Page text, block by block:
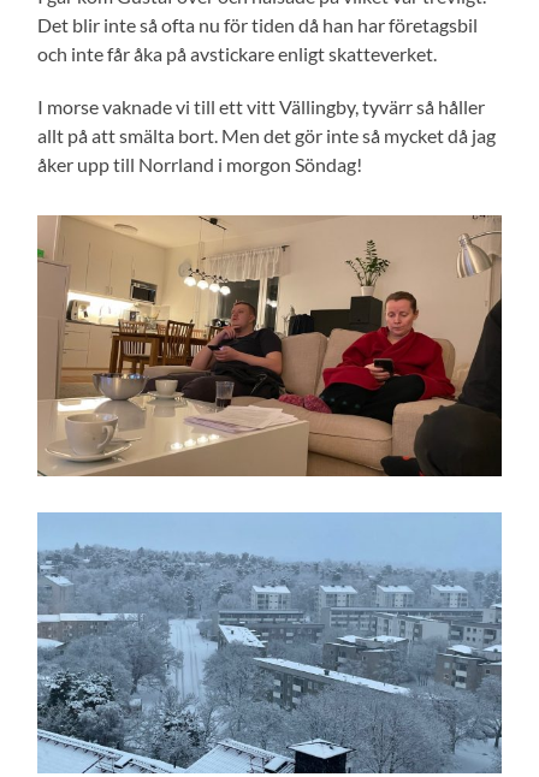
Det blir inte så ofta nu för tiden då han har företagsbil
och inte får åka på avstickare enligt skatteverket.
I morse vaknade vi till ett vitt Vällingby, tyvärr så håller
allt på att smälta bort. Men det gör inte så mycket då jag
åker upp till Norrland i morgon Söndag!